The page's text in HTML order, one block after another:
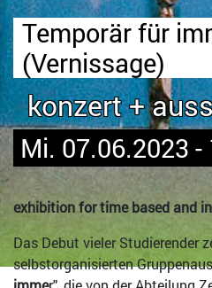
Temporär für
(Vernissage)
konzert +
Mi. 07.06.2023 -
exhibition for time based and
Das Debut vieler Studierender
selbstorganisierten